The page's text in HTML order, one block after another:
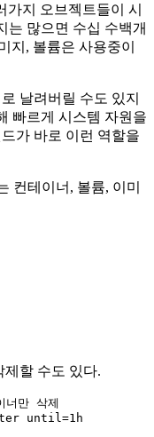
가지 오브젝트들이 시
는 많으면 수십 수백개
지, 볼륨은 사용중이
날려버릴 수도 있지
빠르게 시스템 자원을
가 바로 이런 역할을
컨테이너, 볼륨, 이미
제할 수도 있다.
만 삭제
until=1h